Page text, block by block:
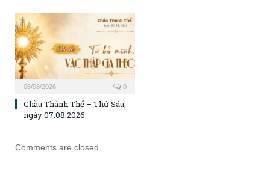
06/08/2026 0
Chầu Thánh Thể – Thứ Sáu,
ngày 07.08.2026
Comments are closed.